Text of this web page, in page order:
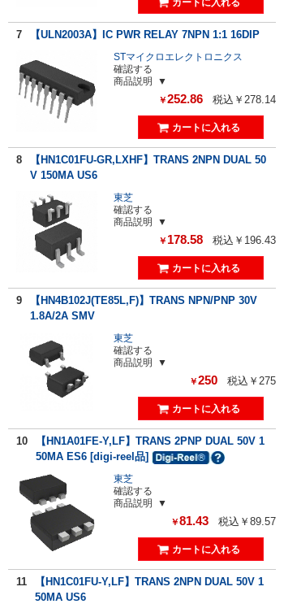
7 【ULN2003A】IC PWR RELAY 7NPN 1:1 16DIP
STマイクロエレクトロニクス
確認する
商品説明
￥252.86 税込￥278.14
8
【HN1C01FU-GR,LXHF】TRANS 2NPN DUAL 50
V 150MA US6
東芝
確認する
商品説明
￥ 178.58 税込￥196.43
9
【HN4B102J(TE85L,F)】TRANS NPN/PNP 30V
1.8A/2A SMV
東芝
確認する
商品説明
￥250 税込￥275
10
【HN1A01FE-Y,LF】TRANS 2PNP DUAL 50V 1
50MA ES6 [digi-reel品]
東芝
確認する
商品説明
￥81.43 税込￥89.57
11
【HN1C01FU-Y,LF】TRANS 2NPN DUAL 50V 1
50MA US6